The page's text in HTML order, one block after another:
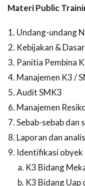
Materi Public
Undang-undang
Kebijakan &
Panitia Pembina
Manajemen K3 /
Audit SMK3
Manajemen
Sebab-sebab dan
Laporan dan
Identifikasi obyek
K3 Bidang
K3 Bidang Uap